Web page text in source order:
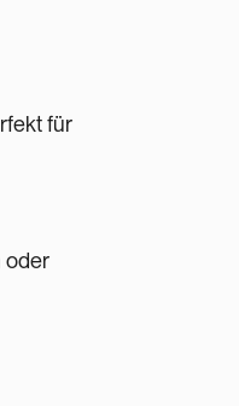
für
oder